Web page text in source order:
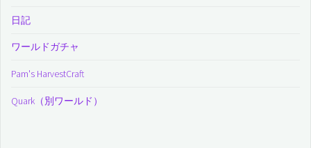
日記
ワールドガチャ
Pam's HarvestCraft
Quark（別ワールド）